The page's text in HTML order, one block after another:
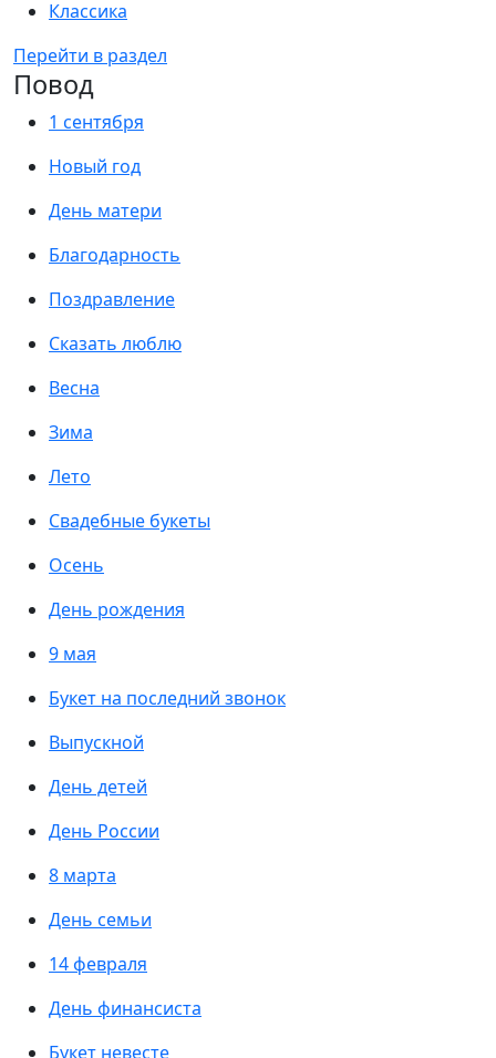
Классика
Перейти в раздел
Повод
1 сентября
Новый год
День матери
Благодарность
Поздравление
Сказать люблю
Весна
Зима
Лето
Свадебные букеты
Осень
День рождения
9 мая
Букет на последний звонок
Выпускной
День детей
День России
8 марта
День семьи
14 февраля
День финансиста
Букет невесте